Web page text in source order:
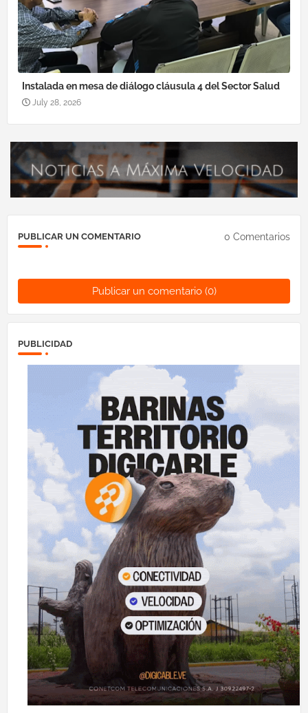
Instalada en mesa de diálogo cláusula 4 del Sector Salud
July 28, 2026
PUBLICAR UN COMENTARIO 0 Comentarios
Publicar un comentario (0)
PUBLICIDAD